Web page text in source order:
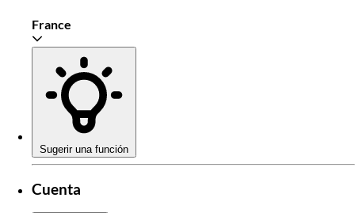
France
Sugerir una función
Cuenta